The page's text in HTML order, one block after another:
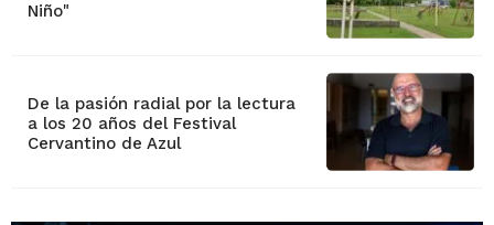
Niño"
De la pasión radial por la lectura
a los 20 años del Festival
Cervantino de Azul